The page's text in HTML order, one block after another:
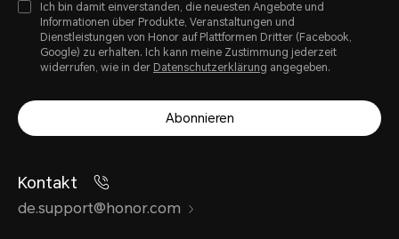
Konnektivität
Bluetooth-Kompatibel
Ich bin damit einverstanden, die neuesten Angebote und
Informationen über Produkte, Veranstaltungen und
Dienstleistungen von Honor auf Plattformen Dritter (Facebook,
Google) zu erhalten. Ich kann meine Zustimmung jederzeit
widerrufen, wie in der Datenschutzerklärung angegeben.
Abonnieren
Kontakt
de.support@honor.com